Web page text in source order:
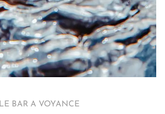
LE BAR A VOYANCE